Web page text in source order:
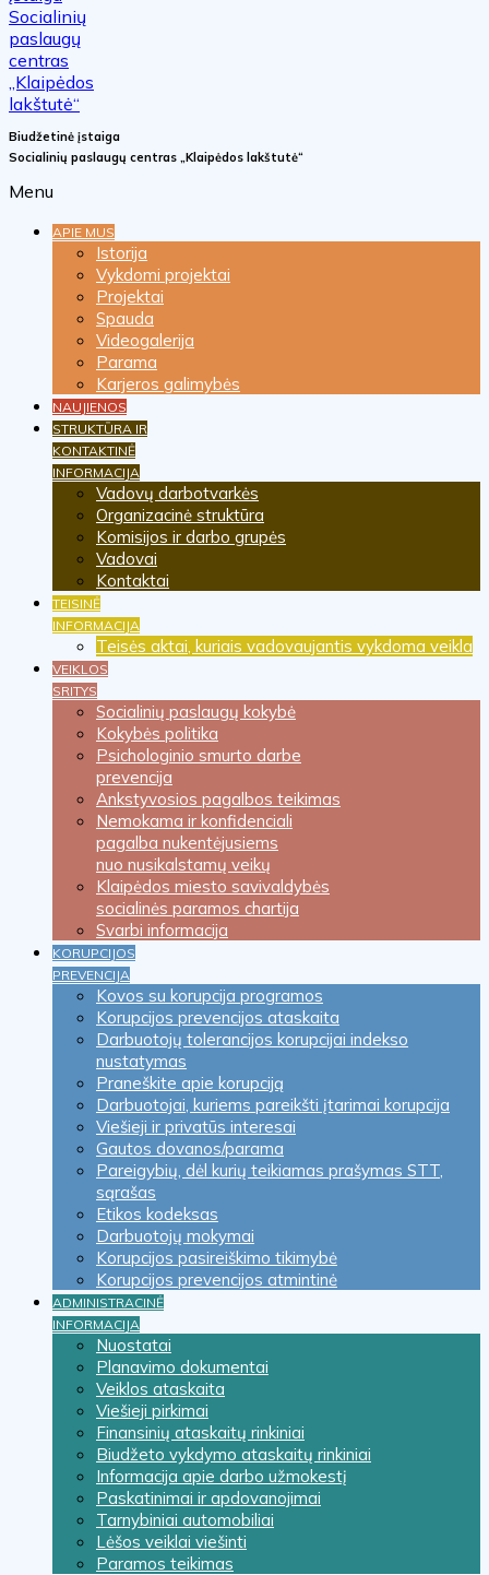
Biudžetinė įstaiga
Socialinių paslaugų centras „Klaipėdos lakštutė“
Menu
APIE MUS
Istorija
Vykdomi projektai
Projektai
Spauda
Videogalerija
Parama
Karjeros galimybės
NAUJIENOS
STRUKTŪRA IR
KONTAKTINĖ
INFORMACIJA
Vadovų darbotvarkės
Organizacinė struktūra
Komisijos ir darbo grupės
Vadovai
Kontaktai
TEISINĖ
INFORMACIJA
Teisės aktai, kuriais vadovaujantis vykdoma veikla
VEIKLOS
SRITYS
Socialinių paslaugų kokybė
Kokybės politika
Psichologinio smurto darbe
prevencija
Ankstyvosios pagalbos teikimas
Nemokama ir konfidenciali
pagalba nukentėjusiems
nuo nusikalstamų veikų
Klaipėdos miesto savivaldybės
socialinės paramos chartija
Svarbi informacija
KORUPCIJOS
PREVENCIJA
Kovos su korupcija programos
Korupcijos prevencijos ataskaita
Darbuotojų tolerancijos korupcijai indekso
nustatymas
Praneškite apie korupciją
Darbuotojai, kuriems pareikšti įtarimai korupcija
Viešieji ir privatūs interesai
Gautos dovanos/parama
Pareigybių, dėl kurių teikiamas prašymas STT,
sąrašas
Etikos kodeksas
Darbuotojų mokymai
Korupcijos pasireiškimo tikimybė
Korupcijos prevencijos atmintinė
ADMINISTRACINĖ
INFORMACIJA
Nuostatai
Planavimo dokumentai
Veiklos ataskaita
Viešieji pirkimai
Finansinių ataskaitų rinkiniai
Biudžeto vykdymo ataskaitų rinkiniai
Informacija apie darbo užmokestį
Paskatinimai ir apdovanojimai
Tarnybiniai automobiliai
Lėšos veiklai viešinti
Paramos teikimas